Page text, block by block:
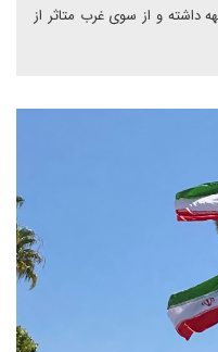
داشته و از سوی غرب متاثر از